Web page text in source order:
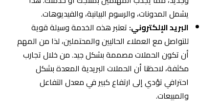
يشمل المدونات، والرسوم البيانية، والفيديوهات.
البريد الإلكتروني: تعتبر هذه الخدمة وسيلة قوية
للتواصل مع العملاء الحاليين والمحتملين، لذا من المهم
أن تكون الحملات مصممة بشكل جيد. من خلال تجارب
مكثفة، لاحظنا أن الحملات البريدية المعدة بشكل
احترافي تؤدي إلى ارتفاع كبير في معدل التفاعل
والمبيعات.